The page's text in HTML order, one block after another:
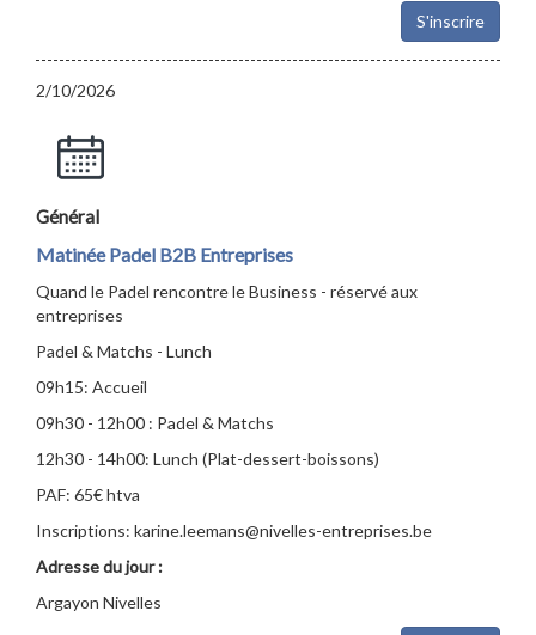
S'inscrire
2/10/2026
Général
Matinée Padel B2B Entreprises
Quand le Padel rencontre le Business - réservé aux
entreprises
Padel & Matchs - Lunch
09h15: Accueil
09h30 - 12h00 : Padel & Matchs
12h30 - 14h00: Lunch (Plat-dessert-boissons)
PAF: 65€ htva
Inscriptions: karine.leemans@nivelles-entreprises.be
Adresse du jour :
Argayon Nivelles